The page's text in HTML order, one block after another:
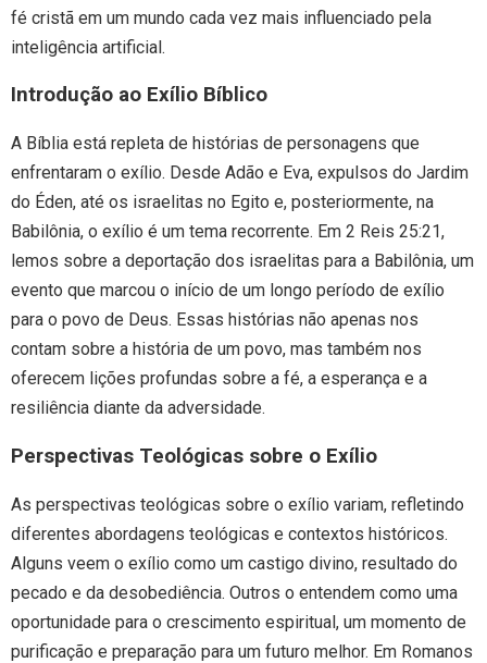
fé cristã em um mundo cada vez mais influenciado pela
inteligência artificial.
Introdução ao Exílio Bíblico
A Bíblia está repleta de histórias de personagens que
enfrentaram o exílio. Desde Adão e Eva, expulsos do Jardim
do Éden, até os israelitas no Egito e, posteriormente, na
Babilônia, o exílio é um tema recorrente. Em 2 Reis 25:21,
lemos sobre a deportação dos israelitas para a Babilônia, um
evento que marcou o início de um longo período de exílio
para o povo de Deus. Essas histórias não apenas nos
contam sobre a história de um povo, mas também nos
oferecem lições profundas sobre a fé, a esperança e a
resiliência diante da adversidade.
Perspectivas Teológicas sobre o Exílio
As perspectivas teológicas sobre o exílio variam, refletindo
diferentes abordagens teológicas e contextos históricos.
Alguns veem o exílio como um castigo divino, resultado do
pecado e da desobediência. Outros o entendem como uma
oportunidade para o crescimento espiritual, um momento de
purificação e preparação para um futuro melhor. Em Romanos